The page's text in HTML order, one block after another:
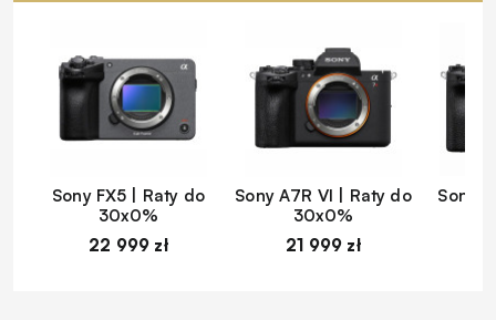
Sony FX5 | Raty do
30x0%
22 999 zł
Sony A7R VI | Raty do
30x0%
21 999 zł
Sony